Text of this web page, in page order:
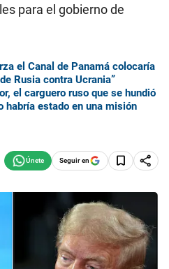
para el gobierno de
el Canal de Panamá colocaría
Rusia contra Ucrania”
el carguero ruso que se hundió
habría estado en una misión
Seguir en